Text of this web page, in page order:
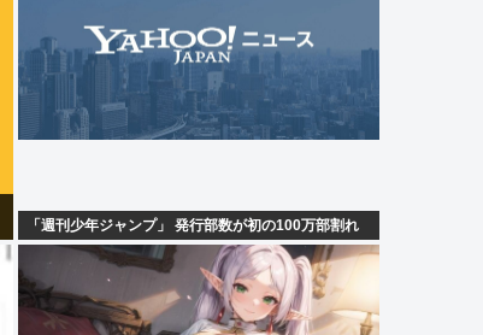
「週刊少年ジャンプ」 発行部数が初の100万部割れ